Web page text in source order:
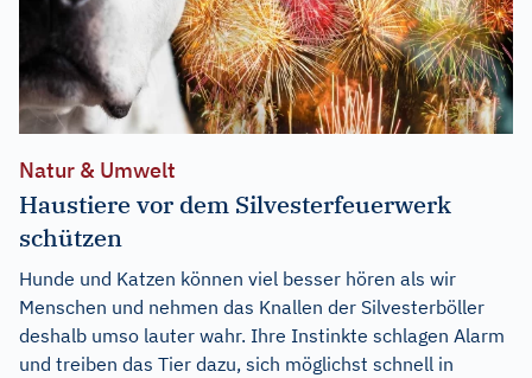
Natur & Umwelt
Haustiere vor dem Silvesterfeuerwerk
schützen
Hunde und Katzen können viel besser hören als wir
Menschen und nehmen das Knallen der Silvesterböller
deshalb umso lauter wahr. Ihre Instinkte schlagen Alarm
und treiben das Tier dazu, sich möglichst schnell in